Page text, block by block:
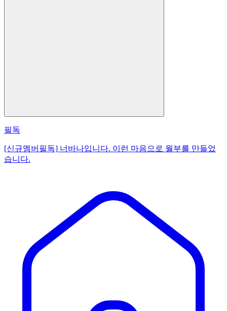
필독
[신규멤버필독] 너바나입니다. 이런 마음으로 월부를 만들었
습니다.